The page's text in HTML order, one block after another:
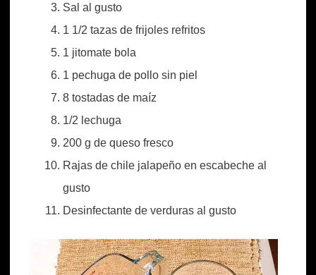
Sal al gusto
1 1/2 tazas de frijoles refritos
1 jitomate bola
1 pechuga de pollo sin piel
8 tostadas de maíz
1/2 lechuga
200 g de queso fresco
Rajas de chile jalapeño en escabeche al
gusto
Desinfectante de verduras al gusto